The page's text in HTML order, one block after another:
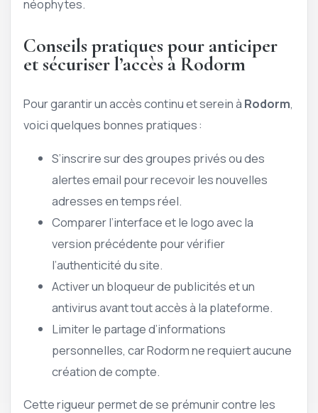
néophytes.
Conseils pratiques pour anticiper
et sécuriser l’accès à Rodorm
Pour garantir un accès continu et serein à Rodorm,
voici quelques bonnes pratiques :
S’inscrire sur des groupes privés ou des
alertes email pour recevoir les nouvelles
adresses en temps réel.
Comparer l’interface et le logo avec la
version précédente pour vérifier
l’authenticité du site.
Activer un bloqueur de publicités et un
antivirus avant tout accès à la plateforme.
Limiter le partage d’informations
personnelles, car Rodorm ne requiert aucune
création de compte.
Cette rigueur permet de se prémunir contre les